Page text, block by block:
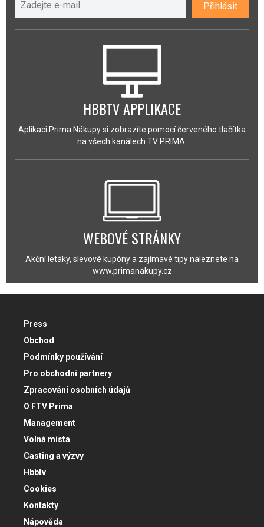
Přihlásit
HBBTV APPLIKACE
Aplikaci Prima Nákupy si zobrazíte pomocí červeného tlačítka
na všech kanálech TV PRIMA.
WEBOVÉ STRÁNKY
Akční letáky, slevové kupóny a zajímavé tipy naleznete na
www.primanakupy.cz
Press
Obchod
Podmínky používání
Pro obchodní partnery
Zpracování osobních údajů
O FTV Prima
Management
Volná místa
Casting a výzvy
Hbbtv
Cookies
Kontakty
Nápověda